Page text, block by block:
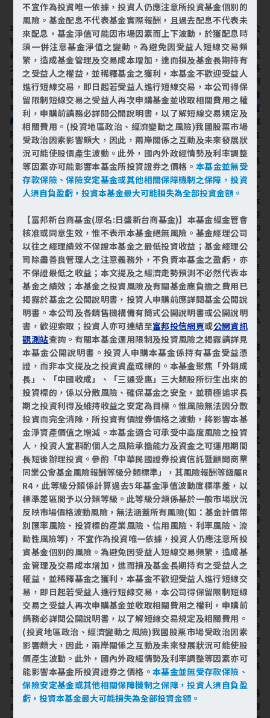
【富邦NASDAQ-100證券投資信託基金】
本基金經金管會同意生效，惟不表示本基金絕無風險。基金經理公
司以往之經理績效不保證本基金之最低投資收益；基金經理公司除
盡善良管理人之注意義務外，不負責本基金之盈虧，亦不保證最低
之收益；本文提及之經濟走勢預測不必然代表本基金之績效；本基
金之投資風險及有關基金應負擔之費用已揭露於基金之公開說明
書，投資人申購前應詳閱基金公開說明書。本公司及各銷售機構備
有簡式公開說明書或公開說明書，歡迎索取；投資人亦可連結至
富
邦投信網頁或公開資訊觀測站查詢。有關本基金運用限制及投資風
險之揭露請詳見本基金公開說明書。投資人申購本基金係持有基金
受益憑證，而非本文提及之投資資產或標的。NASDAQ及其關係企
業(以下統稱「Corporations」)並未贊助、認可、銷售或推廣本基
金。Corporations未就本基金之合法性、適當性或準確性為說明和
披露。Corporations概不就一般投資於證券或特定投資於本基金之
適當性或NASDAQ-100 Index®追蹤一般股票市場表現之能力向本
基金受益人或公眾作任何明示與暗示的保證。Corporations僅和經
理公司存在授權其使用NASDAQ®、NASDAQ-100®及NASDAQ-10
0 Index®等特定指數、名稱及商標之關係。NASDAQ-100 Index®
由NASDAQ確定、組成及計算，無需考慮經理公司或本基金。NAS
DAQ於確定、組成或計算NASDAQ-100 Index®時概無義務去滿足
經理公司或本基金之需求。Corporations概不負責且未參與確定本
基金發行之時間、價格或數量，亦不負責且不參與確定或計算本基
金轉換為現金之相關公式。Corporations就本基金之管理、行銷或
交易概不承擔任何義務或法律責任。Corporations不保證NASDA
Q-100 INDEX®或任何其他相關數據的準確性以及運算之穩定狀況。
Corporations就經理公司、本基金受益人或任何其他自然人或實體
使用NASDAQ-100 INDEX®或任何其他相關數據造成之結果，概不
作任何明示或暗示之保證。Corporations對於使用NASDAQ-100 I
NDEX®以及其他相關數據之適銷性或針對某些特定目的之合適性概
不作任何明示或暗示保證，亦明確放棄為任何保證。針對前述事項
以及其他未能載明之狀況，Corporations概不對任何利潤損失、特
定的、附加的、懲罰性的、間接性的或結果性的損害承擔法律責
任，即使其已獲悉可能會發生該等損害，亦同。本基金因採被動式
管理方式，以追蹤標的指數報酬為目標，因此基金之投資績效將視
其追蹤之標的指數之走勢而定。基於管理有價證券價格變動風險或
為增加投資效率之需要，得從事證券相關商品之交易。當其追蹤之
指數價格波動劇烈時，基金之淨資產價值將有波動之風險。此外國
內外政經情勢、台美關係之互動、未來發展或現有法規之變動，均
可能對本基金所參與的投資市場及投資工具之報酬造成直接或間接
的影響。本基金自成立日起之申購，經理公司將依本基金每一營業
日所公告「現金申購買回清單」所載之「每申購買回基數約當淨
值」加計110%~120%，向申購人預收申購價金。本基金受益憑證
上市後之買賣成交價格無升降幅度限制，並應依臺灣證交所有關規
定辦理。本基金屬單一國家(已開發)指數股票型基金，產業以一般
科技型為主，適合風險承受度較高，願積極進行投資，指數之組合
雖經挑選達分散適合之成分股，惟投資之風險無法完全消除，參酌
「中華民國證券投資信託暨顧問商業同業公會基金風險報酬等級分
類標準」，其風險報酬等級屬RR4，此等級分類係計算過去5年基金
淨值波動度標準差，以標準差區間予以分類等級。此等級分類係基
於一般市場狀況反映市場價格波動風險，無法涵蓋所有風險(如：基
金計價幣別匯率風險、投資標的產業風險、信用風險、利率風險、
流動性風險等)，不宜作為投資唯一依據，投資人仍應注意所投資基
金個別的風險。(投資地區政治、經濟變動之風險)投資標的為美國
不宜作為投資唯一依據，投資人仍應注意所投資基金個別的
風險。基金配息不代表基金實際報酬，且過去配息不代表未
來配息，基金淨值可能因市場因素而上下波動，於獲配息時
須一併注意基金淨值之變動。為避免因受益人短線交易頻
繁，造成基金管理及交易成本增加，進而損及基金長期持有
之受益人之權益，並稀釋基金之獲利，本基金不歡迎受益人
進行短線交易，即日起若受益人進行短線交易，本公司得保
留限制短線交易之受益人再次申購基金並收取相關費用之權
利，申購前請務必詳閱公開說明書，以了解短線交易規定及
相關費用。(投資地區政治、經濟變動之風險)我國股票市場
受政治因素影響頗大，因此，兩岸關係之互動及未來發展狀
況可能使股價產生波動。此外，國內外政經情勢及利率調整
等因素亦可能影響本基金所投資證券之價格。 本基金並無受
存款保險、保險安定基金或其他相關保障機制之保障，投資
人須自負盈虧，投資本基金最大可能損失為全部投資金額。
【富邦新台商基金(原名:日盛新台商基金)】本基金經金管會
核准或同意生效，惟不表示本基金絕無風險。基金經理公司
以往之經理績效不保證本基金之最低投資收益；基金經理公
司除盡善良管理人之注意義務外，不負責本基金之盈虧，亦
不保證最低之收益；本文提及之經濟走勢預測不必然代表本
基金之績效；本基金之投資風險及有關基金應負擔之費用已
揭露於基金之公開說明書，投資人申購前應詳閱基金公開說
明書。本公司及各銷售機構備有簡式公開說明書或公開說明
書，歡迎索取；投資人亦可連結至富邦投信網頁或公開資訊
觀測站查詢。有關本基金運用限制及投資風險之揭露請詳見
本基金公開說明書。投資人申購本基金係持有基金受益憑
證，而非本文提及之投資資產或標的。本基金聚焦「外銷成
長」、「中國收成」、「三通受惠」三大類股所衍生出來的
投資標的，係以分散風險、確保基金之安全，並積極追求長
期之投資利得及維持收益之安定為目標。惟風險無法因分散
投資而完全消除，所投資有價證券價格之波動，將影響本基
金淨資產價值之增減。本基金適合可承受中高度風險之投資
人，投資人宜斟酌個人之風險承擔能力及資金之可運用期間
長短後辦理投資。參酌「中華民國證券投資信託暨顧問商業
同業公會基金風險報酬等級分類標準」，其風險報酬等級屬R
R4，此等級分類係計算過去5年基金淨值波動度標準差，以
標準差區間予以分類等級。此等級分類係基於一般市場狀況
反映市場價格波動風險，無法涵蓋所有風險(如：基金計價幣
別匯率風險、投資標的產業風險、信用風險、利率風險、流
動性風險等)，不宜作為投資唯一依據，投資人仍應注意所投
資基金個別的風險。為避免因受益人短線交易頻繁，造成基
金管理及交易成本增加，進而損及基金長期持有之受益人之
權益，並稀釋基金之獲利，本基金不歡迎受益人進行短線交
易，即日起若受益人進行短線交易，本公司得保留限制短線
交易之受益人再次申購基金並收取相關費用之權利，申購前
請務必詳閱公開說明書，以了解短線交易規定及相關費用。
(投資地區政治、經濟變動之風險)我國股票市場受政治因素
影響頗大，因此，兩岸關係之互動及未來發展狀況可能使股
價產生波動。此外，國內外政經情勢及利率調整等因素亦可
能影響本基金所投資證券之價格。 本基金並無受存款保險、
保險安定基金或其他相關保障機制之保障，投資人須自負盈
虧，投資本基金最大可能損失為全部投資金額。